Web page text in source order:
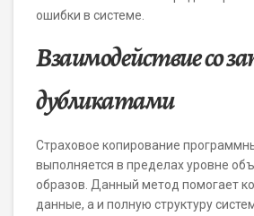
ошибки в системе.
Взаимодействие со
дубликатами
Страховое копирование
выполняется в пределах уровне
образов. Данный метод помогает
данные, а и полную структуру